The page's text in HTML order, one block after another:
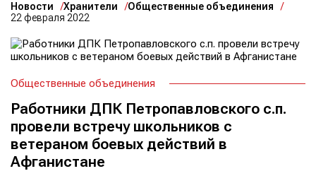
Новости Хранители
Общественные объединения
22 февраля 2022
Общественные объединения
Работники ДПК Петропавловского с.п.
провели встречу школьников с
ветераном боевых действий в
Афганистане